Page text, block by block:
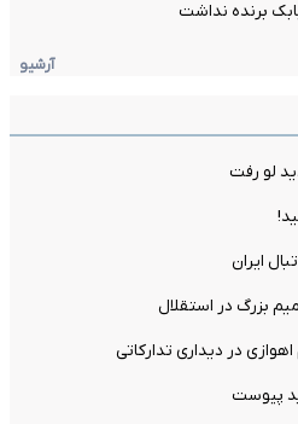
برنده نداشت
آرشیو
لو رفت
ایران
بزرگ در استقلال
در دیداری تدارکاتی
پیوست